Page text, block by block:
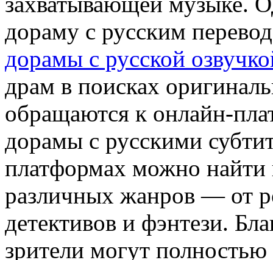
дораму с русским
дорамы с русской
драм в поисках
обращаются к онлайн-
дорамы с русскими
платформах можно
различных жанров — от
детективов и фэнтези.
зрители могут